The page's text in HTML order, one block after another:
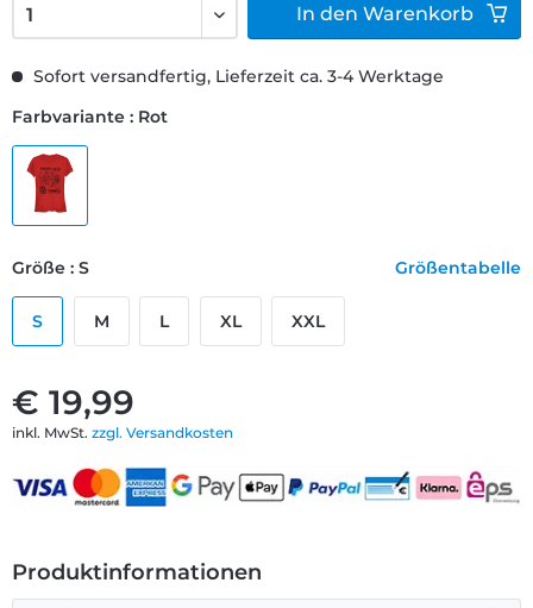
€ 19,99
inkl. MwSt. zzgl. Versandkosten
Sofort versandfertig, Lieferzeit ca. 3-4 Werktage
Farbvariante : Rot
Größe : S Größentabelle
S M L XL XXL
In den Warenkorb
Produktinformationen